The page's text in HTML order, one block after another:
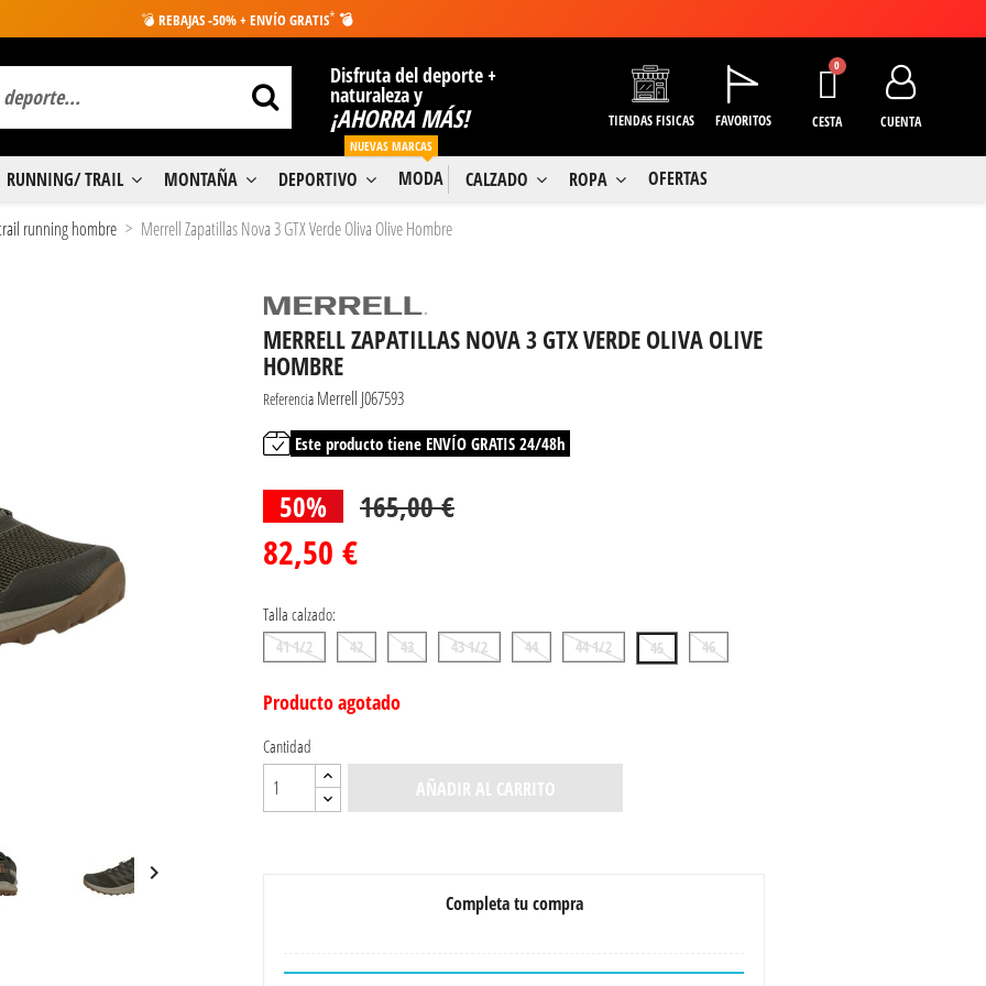
💣 REBAJAS -50% + ENVÍO GRATIS* 💣
Disfruta del deporte +
naturaleza y
¡AHORRA MÁS! TIENDAS FISICAS FAVORITOS CESTA CUENTA
RUNNING/ TRAIL MONTAÑA DEPORTIVO MODA
NUEVAS MARCAS
CALZADO ROPA OFERTAS
running hombre Merrell Zapatillas Nova 3 GTX Verde Oliva Olive Hombre

MERRELL ZAPATILLAS NOVA 3 GTX VERDE OLIVA OLIVE
HOMBRE
Referencia Merrell J067593
Este producto tiene ENVÍO GRATIS 24/48h
50% 165,00 €
82,50 €
Talla calzado:
41 1/2 42 43 43 1/2 44 44 1/2 45 46
Producto agotado
Cantidad
AÑADIR AL CARRITO
Completa tu compra